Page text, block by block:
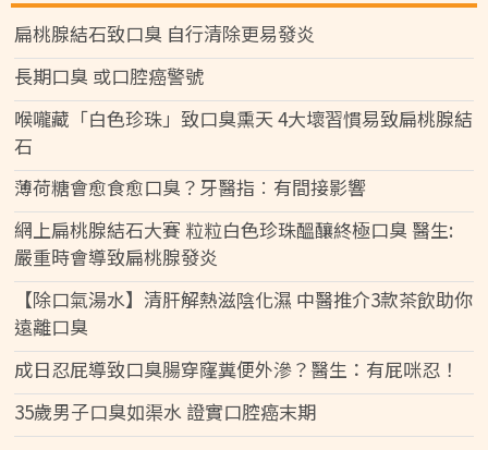
扁桃腺結石致口臭 自行清除更易發炎
長期口臭 或口腔癌警號
喉嚨藏「白色珍珠」致口臭熏天 4大壞習慣易致扁桃腺結
石
薄荷糖會愈食愈口臭？牙醫指︰有間接影響
網上扁桃腺結石大賽 粒粒白色珍珠醞釀終極口臭 醫生:
嚴重時會導致扁桃腺發炎
【除口氣湯水】清肝解熱滋陰化濕 中醫推介3款茶飲助你
遠離口臭
成日忍屁導致口臭腸穿窿糞便外滲？醫生：有屁咪忍！
35歲男子口臭如渠水 證實口腔癌末期